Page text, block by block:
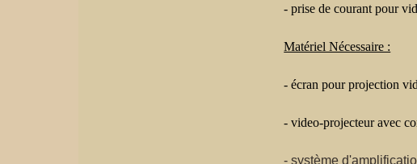
- prise de courant pour
Matériel Nécessaire :
- écran pour projection
- video-projecteur avec
- système